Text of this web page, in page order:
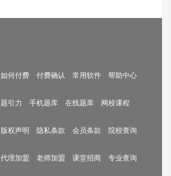
如何付费 付费确认 常用软件 帮助中心
题引力 手机题库 在线题库 网校课程
版权声明 隐私条款 会员条款 院校查询
代理加盟 老师加盟 课堂招商 专业查询